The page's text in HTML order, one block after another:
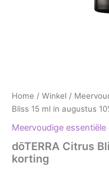
Home / Winkel /
Bliss 15 ml in augustus
Meervoudige essentiële
dōTERRA Citrus
korting